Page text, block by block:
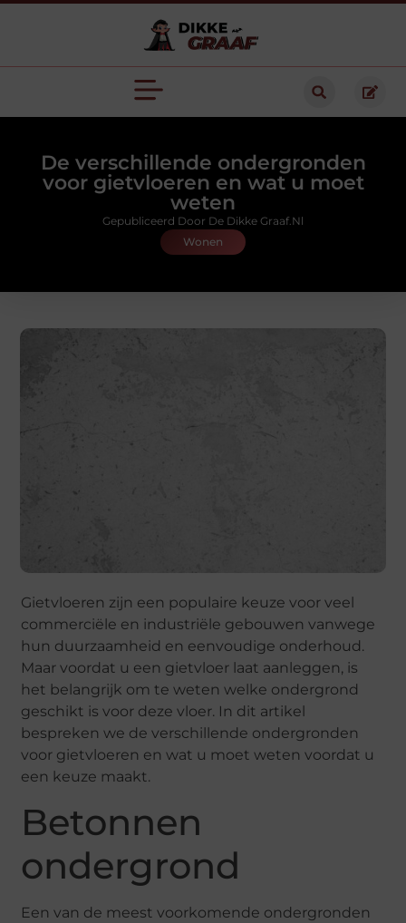
De verschillende ondergronden
voor gietvloeren en wat u moet
weten
Wonen
Gepubliceerd Door De Dikke Graaf.nl
Gietvloeren zijn een populaire keuze voor veel
commerciële en industriële gebouwen vanwege
hun duurzaamheid en eenvoudige onderhoud.
Maar voordat u een gietvloer laat aanleggen, is
het belangrijk om te weten welke ondergrond
geschikt is voor deze vloer. In dit artikel
bespreken we de verschillende ondergronden
voor gietvloeren en wat u moet weten voordat u
een keuze maakt.
Betonnen
ondergrond
Een van de meest voorkomende ondergronden